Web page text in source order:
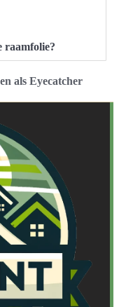
raamfolie?
als Eyecatcher